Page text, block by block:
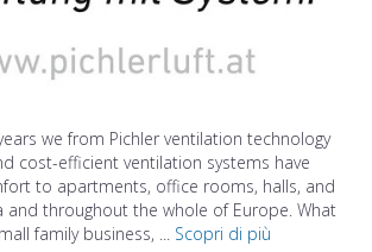
we from Pichler ventilation technology
cost-efficient ventilation systems have
to apartments, office rooms, halls, and
and throughout the whole of Europe. What
family business, ... Scopri di più